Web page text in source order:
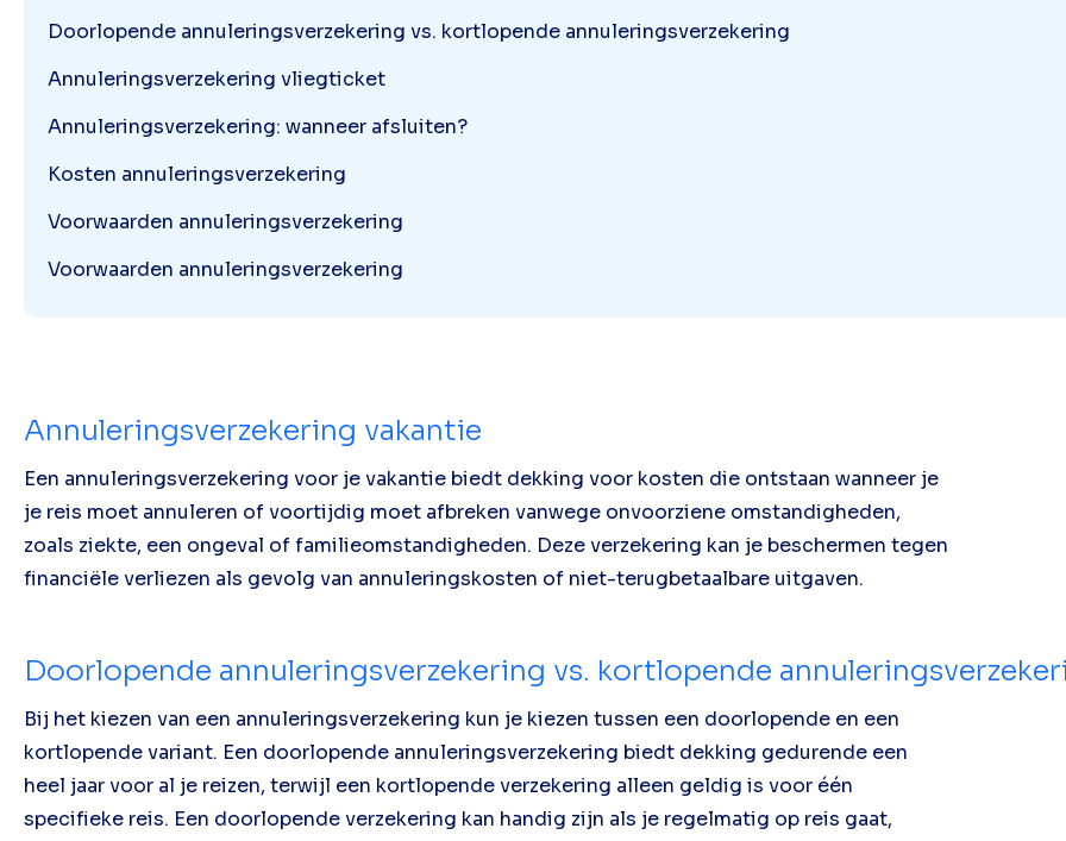
Annuleringsverzekering vakantie
Een annuleringsverzekering voor je vakantie biedt dekking voor kosten die ontstaan wanneer je
je reis moet annuleren of voortijdig moet afbreken vanwege onvoorziene omstandigheden,
zoals ziekte, een ongeval of familieomstandigheden. Deze verzekering kan je beschermen tegen
financiële verliezen als gevolg van annuleringskosten of niet-terugbetaalbare uitgaven.
Doorlopende annuleringsverzekering vs. kortlopende
Bij het kiezen van een annuleringsverzekering kun je kiezen tussen een doorlopende en een
kortlopende variant. Een doorlopende annuleringsverzekering biedt dekking gedurende een
heel jaar voor al je reizen, terwijl een kortlopende verzekering alleen geldig is voor één
specifieke reis. Een doorlopende verzekering kan handig zijn als je regelmatig op reis gaat,
Doorlopende annuleringsverzekering vs. kortlopende annuleringsverzekering
Annuleringsverzekering vliegticket
Annuleringsverzekering: wanneer afsluiten?
Kosten annuleringsverzekering
Voorwaarden annuleringsverzekering
Voorwaarden annuleringsverzekering